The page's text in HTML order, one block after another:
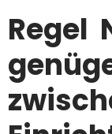
Regel